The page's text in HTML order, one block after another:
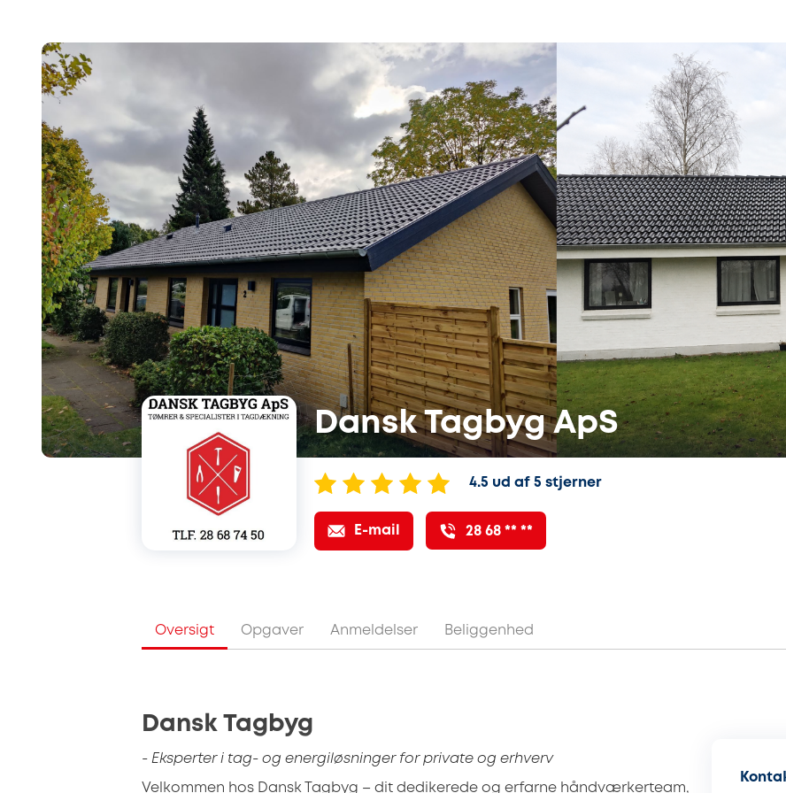
Dansk Tagbyg ApS
4.5 ud af 5 stjerner
E-mail 28 68 ** **
Oversigt Opgaver Anmeldelser Beliggenhed
Dansk Tagbyg
- Eksperter i tag- og energiløsninger for private og erhverv
Velkommen hos Dansk Tagbyg – dit dedikerede og erfarne håndværkerteam,